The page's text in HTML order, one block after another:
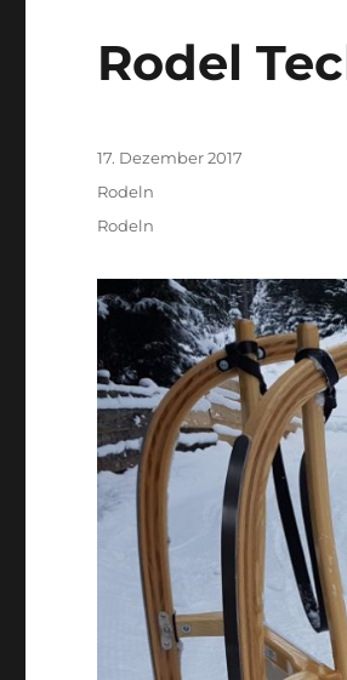
Rodel
Veröffentlicht
17. Dezember 2017
Kategorien
Rodeln
Schlagwörter
Rodeln